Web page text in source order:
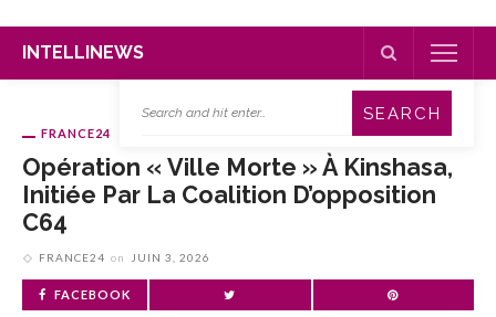
INTELLINEWS
FRANCE24
Opération « Ville Morte » À Kinshasa,
Initiée Par La Coalition D’opposition
C64
FRANCE24 on JUIN 3, 2026
FACEBOOK